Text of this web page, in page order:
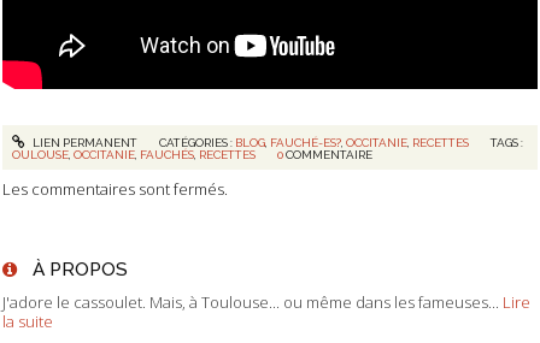
LIEN PERMANENT CATÉGORIES : BLOG, FAUCHÉ-ES?, OCCITANIE, RECETTES
TAGS :
OULOUSE ,OCCITANIE FAUCHÉS RECETTES 0 COMMENTAIRE
Les commentaires sont fermés.
À PROPOS
J'adore le cassoulet. Mais, à Toulouse... ou même dans les fameuses...
Lire
la suite